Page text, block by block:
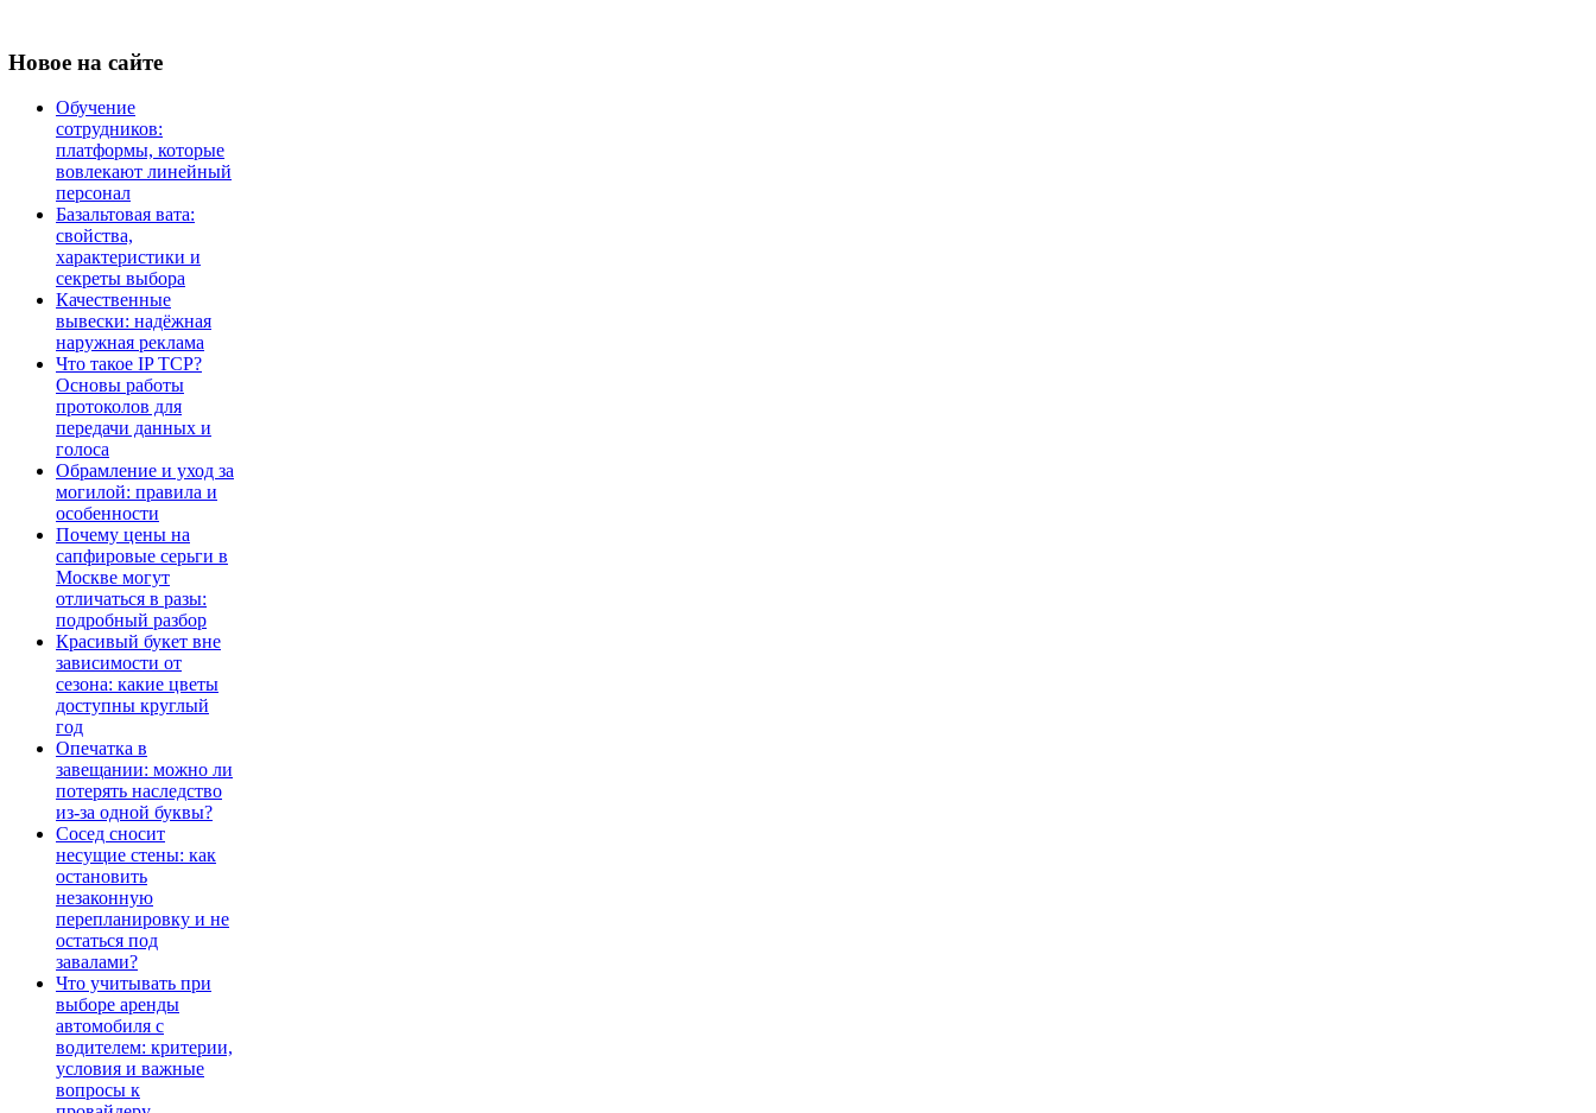
Новое на сайте
Обучение
сотрудников:
платформы, которые
вовлекают линейный
персонал
Базальтовая вата:
свойства,
характеристики и
секреты выбора
Качественные
вывески: надёжная
наружная реклама
Что такое IP TCP?
Основы работы
протоколов для
передачи данных и
голоса
Обрамление и уход за
могилой: правила и
особенности
Почему цены на
сапфировые серьги в
Москве могут
отличаться в разы:
подробный разбор
Красивый букет вне
зависимости от
сезона: какие цветы
доступны круглый
год
Опечатка в
завещании: можно ли
потерять наследство
из-за одной буквы?
Сосед сносит
несущие стены: как
остановить
незаконную
перепланировку и не
остаться под
завалами?
Что учитывать при
выборе аренды
автомобиля с
водителем: критерии,
условия и важные
вопросы к